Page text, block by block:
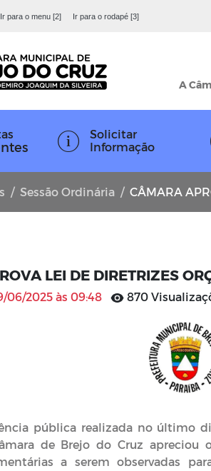
Ir para o menu [2] Ir para o rodapé [3]
A
Solicitar
Informação
Sessão Ordinária CÂMARA
LEI DE DIRETRIZES
06/2025 às 09:48 870
pública realizada no último
de Brejo do Cruz apreciou
a serem observadas